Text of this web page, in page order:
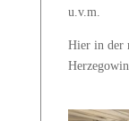
u.v.m.
Hier in der